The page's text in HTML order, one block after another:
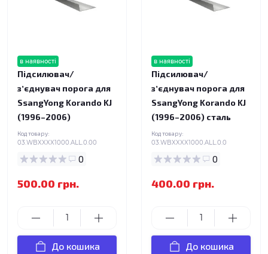
в наявності
Підсилювач/
зʼєднувач порога для
SsangYong Korando KJ
(1996–2006)
Код товару:
03.WBXXXX1000.ALL.0.00
0
500.00 грн.
До кошика
в наявності
Підсилювач/
зʼєднувач порога для
SsangYong Korando KJ
(1996–2006) сталь
Код товару:
03.WBXXXX1000.ALL.0.0
0
400.00 грн.
До кошика